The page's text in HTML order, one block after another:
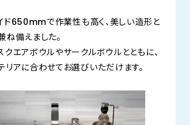
ド650mmで作業性も高く、美しい造形と
ね備えました。
クエアボウルやサークルボウルとともに、
リアに合わせてお選びいただけます。